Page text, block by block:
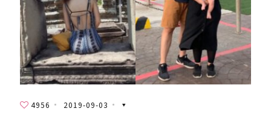
4956 2019-09-03